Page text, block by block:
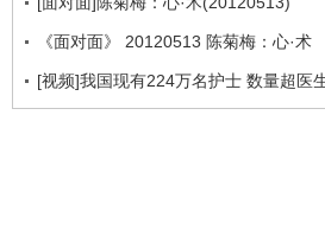
《面对面》 20120513 陈菊梅：心·术
[视频]我国现有224万名护士 数量超医